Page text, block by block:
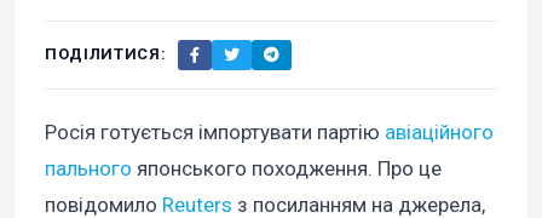
ПОДІЛИТИСЯ:
Росія готується імпортувати партію авіаційного
пального японського походження. Про це
повідомило Reuters з посиланням на джерела,